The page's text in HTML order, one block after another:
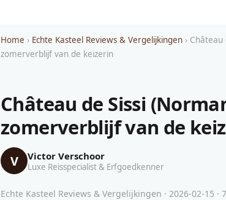
Home › Echte Kasteel Reviews & Vergelijkingen ›
zomerverblijf van de keizerin
Château de Sissi
zomerverblijf van de
V Victor Verschoor
Luxe Reisspecialist & Erfgoedkenner
Echte Kasteel Reviews & Vergelijkingen · 2026-02-15 ·